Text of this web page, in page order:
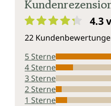
4.3
22
5 Sterne
4 Sterne
3 Sterne
2 Sterne
1 Sterne